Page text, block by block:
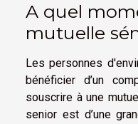
A quel
mutuelle
Les personnes
bénéficier d’un
souscrire à une
senior est d’une